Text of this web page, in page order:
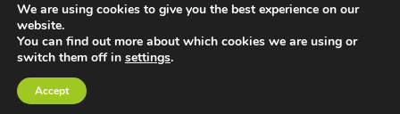
lojas
We are using cookies to give you the best experience on our
website.
You can find out more about which cookies we are using or
switch them off in settings.
Accept